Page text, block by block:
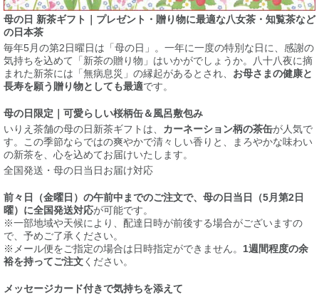
母の日 新茶ギフト｜プレゼント・贈り物に最適な八女茶・知覧茶など
の日本茶
毎年5月の第2日曜日は「母の日」。一年に一度の特別な日に、感謝の
気持ちを込めて「新茶の贈り物」はいかがでしょうか。八十八夜に摘
まれた新茶には「無病息災」の縁起があるとされ、 お母さまの健康と
長寿を願う贈り物としても最適です。
母の日限定｜可愛らしい桜柄缶＆風呂敷包み
いりえ茶舗の母の日新茶ギフトは、 カーネーション柄の茶缶が人気で
す。この季節ならではの爽やかで清々しい香りと、まろやかな味わい
の新茶を、心を込めてお届けいたします。
全国発送・母の日当日お届け対応
前々日（金曜日）の午前中までのご注文で、母の日当日（5月第2日
曜）に全国発送対応が可能です。
※一部地域や天候により、配達日時が前後する場合がございますの
で、予めご了承ください。
※メール便をご指定の場合は日時指定ができません。 1週間程度の余
裕を持ってご注文ください。
メッセージカード付きで気持ちを添えて